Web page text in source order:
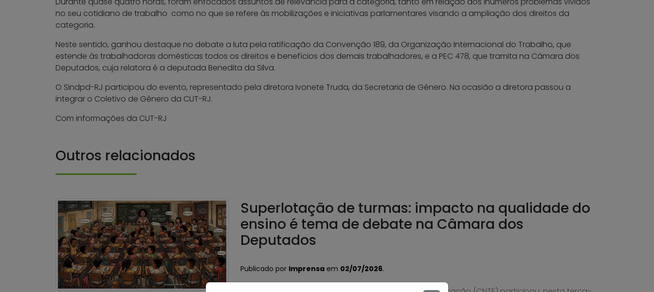
no seu cotidiano de trabalho como no que se refere às mobilizações e iniciativas parlamentares visando a ampliação dos direitos da
categoria.
Neste sentido, ganhou destaque no debate a luta pela ratificação da Convenção 189, da Organização Internacional do Trabalho, que
estende às trabalhadoras domésticas todos os direitos e benefícios dos demais trabalhadores, e a PEC 478, que tramita na Câmara dos
Deputados, cuja relatora é a deputada Benedita da Silva.
O Sindpd-RJ participou do evento, representado pela diretora Ivonete Truda, da Secretaria de Gênero. Na ocasião a diretora passou a
integrar o Coletivo de Gênero da CUT-RJ.
Com informações da CUT-RJ
Outros relacionados
Superlotação de turmas: impacto na qualidade do
ensino é tema de debate na Câmara dos
Deputados
Publicado por Imprensa em 02/07/2026.